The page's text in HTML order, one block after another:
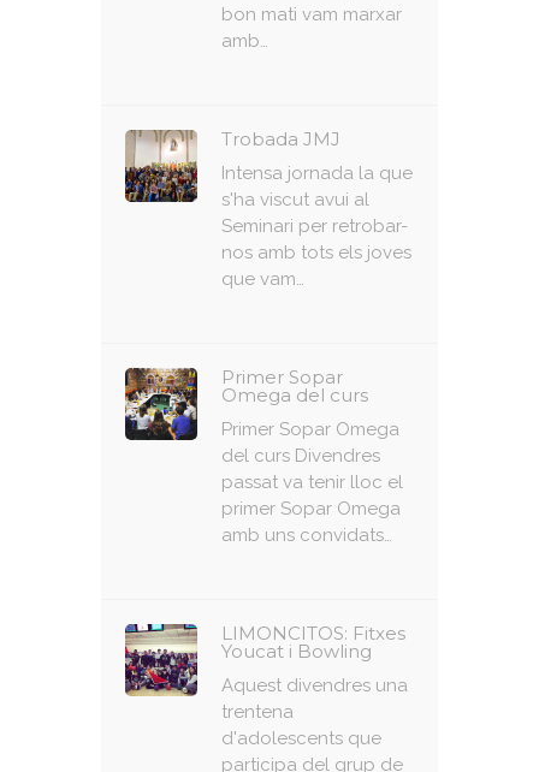
bon mati vam marxar
amb…
Trobada JMJ
Intensa jornada la que
s'ha viscut avui al
Seminari per retrobar-
nos amb tots els joves
que vam…
Primer Sopar
Omega del curs
Primer Sopar Omega
del curs Divendres
passat va tenir lloc el
primer Sopar Omega
amb uns convidats…
LIMONCITOS: Fitxes
Youcat i Bowling
Aquest divendres una
trentena
d'adolescents que
participa del grup de